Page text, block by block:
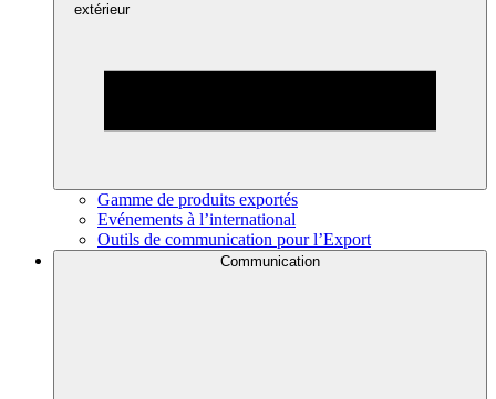
extérieur
Gamme de produits exportés
Evénements à l’international
Outils de communication pour l’Export
Communication